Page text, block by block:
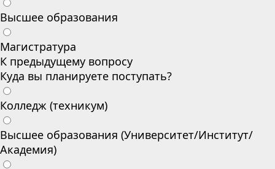
Высшее образования
Магистратура
К предыдущему вопросу
Куда вы планируете поступать?
Колледж (техникум)
Высшее образования (Университет/Институт/
Академия)